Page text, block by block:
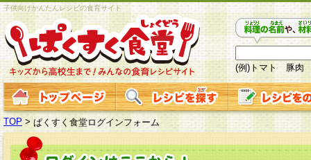
子供向けかんたんレシピの食育サイト
(例)トマト 豚肉
TOP > ぱくすく食堂ログインフォーム